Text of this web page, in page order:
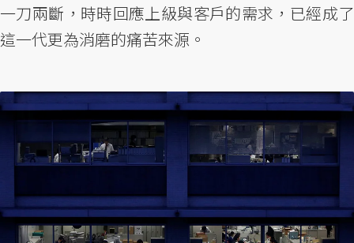
一刀兩斷，時時回應上級與客戶的需求，已經成了
這一代更為消磨的痛苦來源。